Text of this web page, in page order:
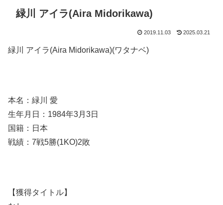
緑川 アイラ(Aira Midorikawa)
2019.11.03 2025.03.21
緑川 アイラ(Aira Midorikawa)(ワタナベ)
本名：緑川 愛
生年月日：1984年3月3日
国籍：日本
戦績：7戦5勝(1KO)2敗
【獲得タイトル】